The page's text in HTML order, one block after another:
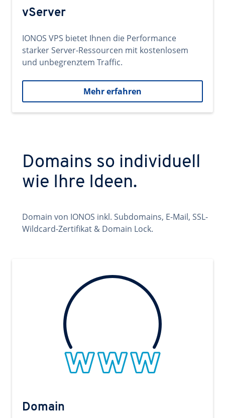
vServer
IONOS VPS bietet Ihnen die Performance
starker Server-Ressourcen mit kostenlosem
und unbegrenztem Traffic.
Mehr erfahren
Domains so individuell
wie Ihre Ideen.
Domain von IONOS inkl. Subdomains, E-Mail, SSL-
Wildcard-Zertifikat & Domain Lock.
Domain